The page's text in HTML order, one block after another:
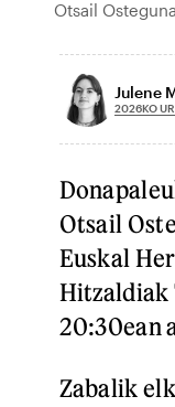
Otsail
Julene
2026KO
Otsail
Euskal
Hitzaldiak
20:30ean
Zabalik